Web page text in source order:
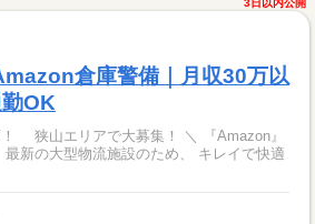
3日以内公開
倉庫警備｜月収30万以
OK
エリアで大募集！ ＼ 『Amazon』
新の大型物流施設のため、 キレイで快適